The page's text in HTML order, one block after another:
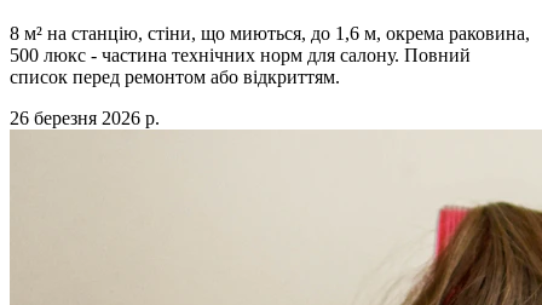
8 м² на станцію, стіни, що миються, до 1,6 м, окрема раковина,
500 люкс - частина технічних норм для салону. Повний
список перед ремонтом або відкриттям.
26 березня 2026 р.